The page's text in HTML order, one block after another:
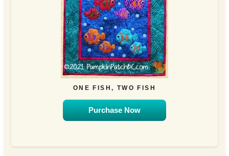
ONE FISH, TWO FISH
Purchase Now